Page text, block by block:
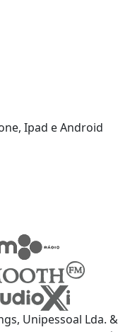
Ipad e Android
Unipessoal Lda. &